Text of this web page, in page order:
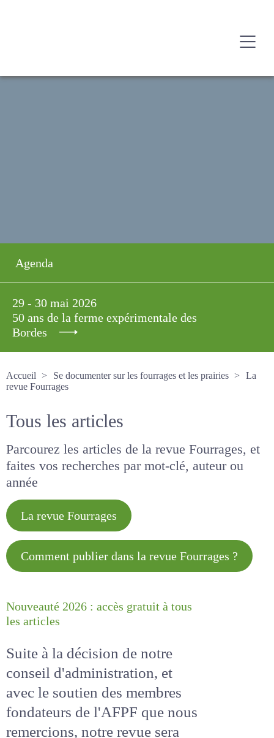
Agenda
29 - 30 mai 2026
50 ans de la ferme expérimentale des
Bordes
Accueil
Se documenter sur les fourrages et les prairies
La revue Fourrages
Tous les articles
Parcourez les articles de la revue Fourrages, et
faites vos recherches par mot-clé, auteur ou
année
La revue Fourrages
Comment publier dans la revue
Nouveauté 2026 : accès gratuit à
Suite à la décision de notre
conseil d'administration, et
avec le soutien des membres
fondateurs de l'AFPF que nous